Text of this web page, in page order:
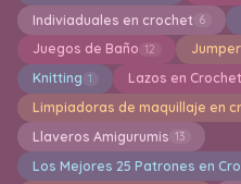
Indiviaduales en crochet 6
Juegos de Baño 12 Jumper
Knitting 1 Lazos en Crochet
Limpiadoras de maquillaje en
Llaveros Amigurumis 13
Los Mejores 25 Patrones en